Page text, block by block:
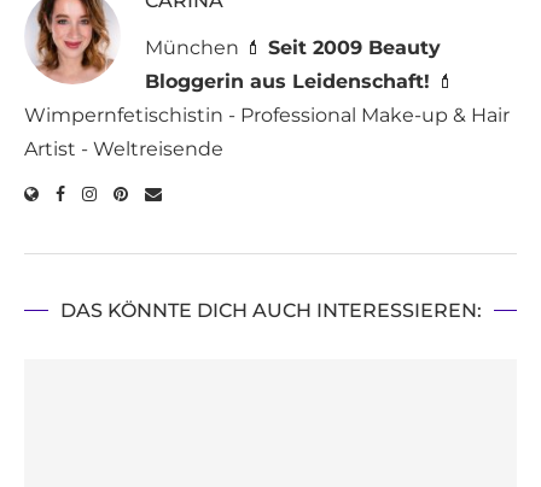
München 💄 Seit 2009 Beauty
Bloggerin aus Leidenschaft! 💄
Wimpernfetischistin - Professional Make-up & Hair
Artist - Weltreisende
DAS KÖNNTE DICH AUCH INTERESSIEREN: